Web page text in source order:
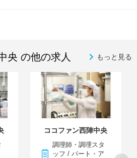
央 の他の求人 もっと見る
ココファン西陣中央
調理師・調理スタ
ッフ / パート・ア